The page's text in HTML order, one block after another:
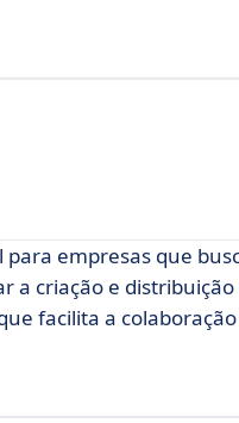
empresas que
a criação e
facilita a